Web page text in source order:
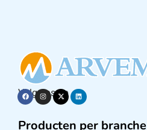
Volg ons op
Producten per branche